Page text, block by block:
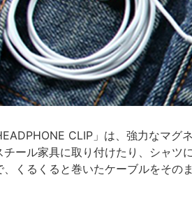
CLIP」は、強力なマグ
ール家具に取り付けたり、シャツ
くるくると巻いたケーブルをその